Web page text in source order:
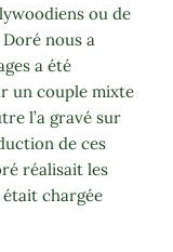
ou de
nous a
a été
un couple mixte
l’a gravé sur
de ces
réalisait les
était chargée